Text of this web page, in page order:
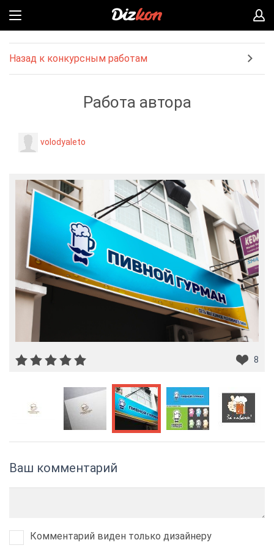
Назад к конкурсным работам
Работа автора
volodyaleto
8
Ваш комментарий
Комментарий виден только дизайнеру